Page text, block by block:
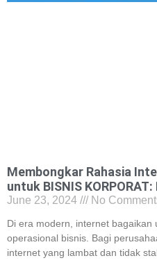
Membongkar Rahasia
untuk BISNIS
June 23, 2024 No
Di era modern, internet bagaikan
operasional bisnis. Bagi
internet yang lambat dan tidak